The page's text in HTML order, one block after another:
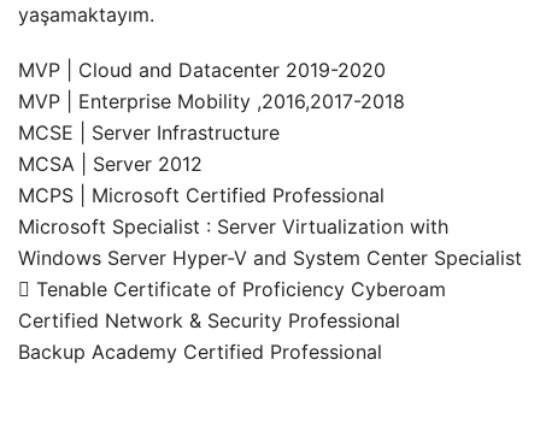
yaşamaktayım.
MVP | Cloud and Datacenter 2019-2020
MVP | Enterprise Mobility ,2016,2017-2018
MCSE | Server Infrastructure
MCSA | Server 2012
MCPS | Microsoft Certified Professional
Microsoft Specialist : Server Virtualization with
Windows Server Hyper-V and System Center Specialist
 Tenable Certificate of Proficiency Cyberoam
Certified Network & Security Professional
Backup Academy Certified Professional